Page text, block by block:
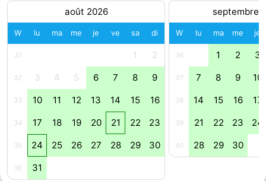
Piscines
-
Faire
du
vélo
Randonnée
Équitation
août 2026
W lu ma me je ve sa di
31 1 2
32 3 4 5 6 7 8 9
33 10 11 12 13 14 15 16
34 17 18 19 20 21 22 23
35 24 25 26 27 28 29 30
36 31
septembre
W lu ma me je
36 1 2 3
37 7 8 9 10
38 14 15 16 17
39 21 22 23 24
40 28 29 30